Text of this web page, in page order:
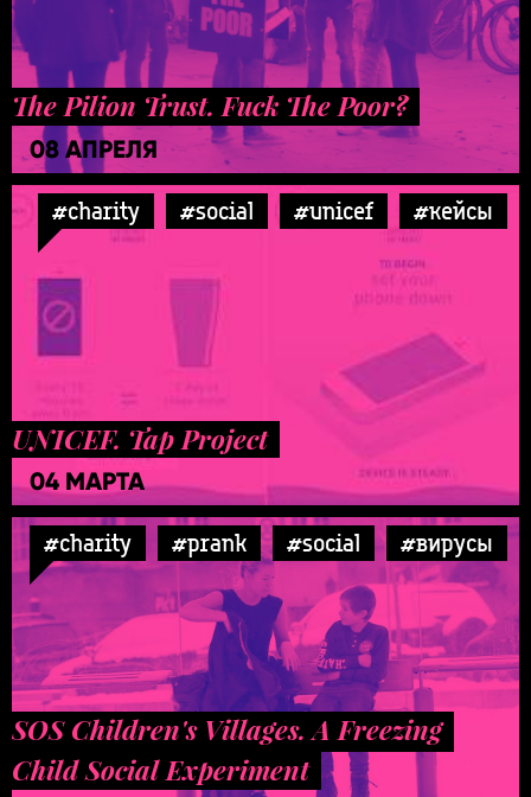
The Pilion Trust. Fuck The Poor?
08 АПРЕЛЯ
#charity #social #unicef #кейсы
UNICEF. Tap Project
04 МАРТА
#charity #prank #social #вирусы
SOS Children's Villages. A Freezing
Child Social Experiment